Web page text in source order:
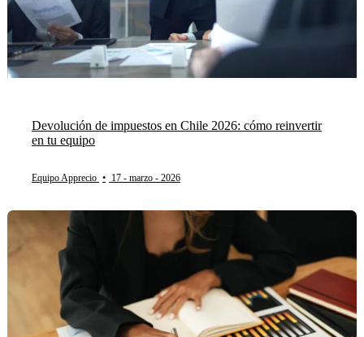
Devolución de impuestos en Chile 2026: cómo reinvertir
en tu equipo
Equipo Apprecio • 17 - marzo - 2026